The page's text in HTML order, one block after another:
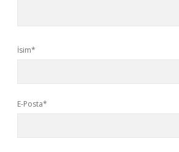
İsim*
E-Posta*